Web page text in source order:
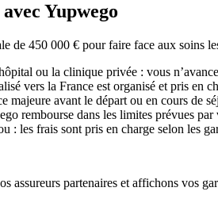
Yupwego
de 450 000 € pour faire face aux soins
ou la clinique privée : vous
vers la France est organisé et pris en
majeure avant le départ ou en cours de
rembourse dans les limites prévues par
: les frais sont pris en charge selon les
assureurs partenaires et affichons vos